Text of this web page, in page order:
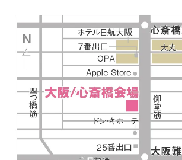
公式アカウントで最新情報を配
PR
約1,300店の中から
おすすめの優良結婚相談所を